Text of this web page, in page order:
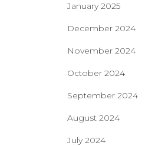
January 2025
December 2024
November 2024
October 2024
September 2024
August 2024
July 2024